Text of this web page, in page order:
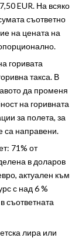
EUR. На всяко
съответно
на цената на
горивата
такса. В
да променя
на горивната
за полета, за
са направени.
71% от
в доларов
актуален към
с над 6 %
съответната
лира или